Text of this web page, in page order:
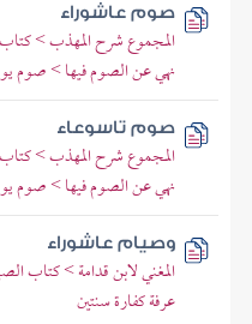
صوم عاشوراء
المجموع شرح المهذب >
نهي عن الصوم فيها > صوم
صوم تاسوعاء
المجموع شرح المهذب >
نهي عن الصوم فيها > صوم
وصيام عاشوراء
المغني لابن قدامة > كتاب
عرفة كفارة سنتين